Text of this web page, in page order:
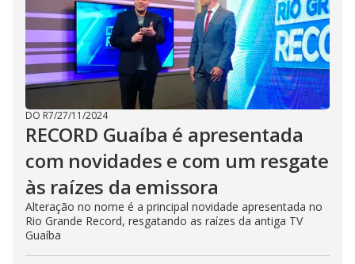
DO R7/27/11/2024
RECORD Guaíba é apresentada
com novidades e com um resgate
às raízes da emissora
Alteração no nome é a principal novidade apresentada no
Rio Grande Record, resgatando as raízes da antiga TV
Guaíba